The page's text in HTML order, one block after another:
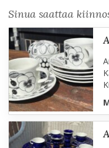
Sinua saattaa